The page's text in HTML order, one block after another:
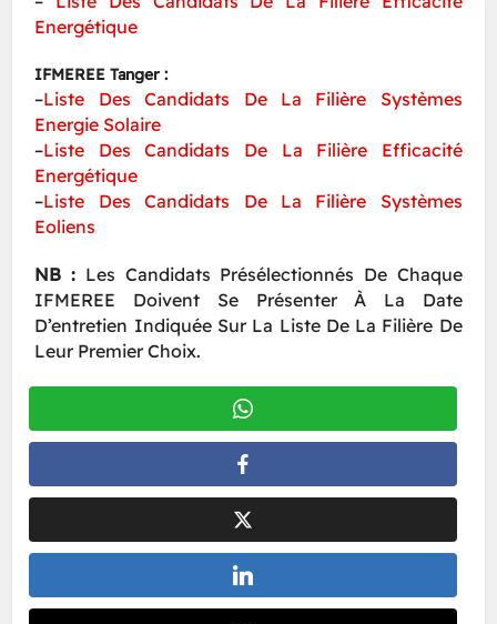
Energétique
IFMEREE Tanger :
–Liste Des Candidats De La Filière Systèmes
Energie Solaire
–Liste Des Candidats De La Filière Efficacité
Energétique
–Liste Des Candidats De La Filière Systèmes
Eoliens
NB :Les Candidats Présélectionnés De Chaque
IFMEREE Doivent Se Présenter À La Date
D’entretien Indiquée Sur La Liste De La Filière De
Leur Premier Choix.